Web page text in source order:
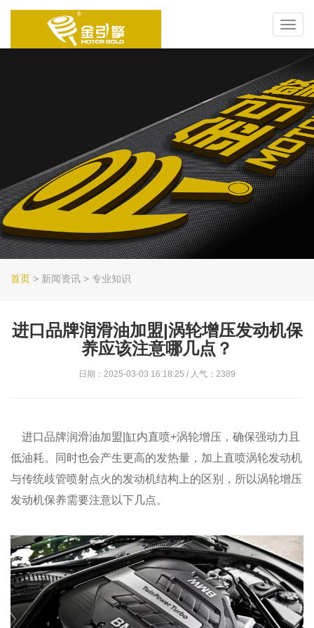
首页 > 新闻资讯 > 专业知识
进口品牌润滑油加盟|涡轮增压发动机保
养应该注意哪几点？
日期：2025-03-03 16:18:25 / 人气：2389
进口品牌润滑油加盟|缸内直喷+涡轮增压，确保强动力且
低油耗。同时也会产生更高的发热量，加上直喷涡轮发动机
与传统歧管喷射点火的发动机结构上的区别，所以涡轮增压
发动机保养需要注意以下几点。